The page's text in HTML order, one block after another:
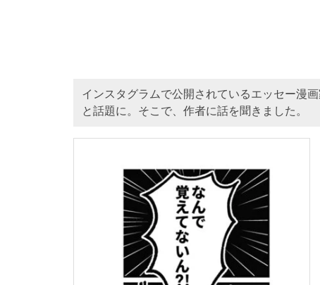
インスタグラムで公開されているエッセー漫
と話題に。そこで、作者に話を聞きました。